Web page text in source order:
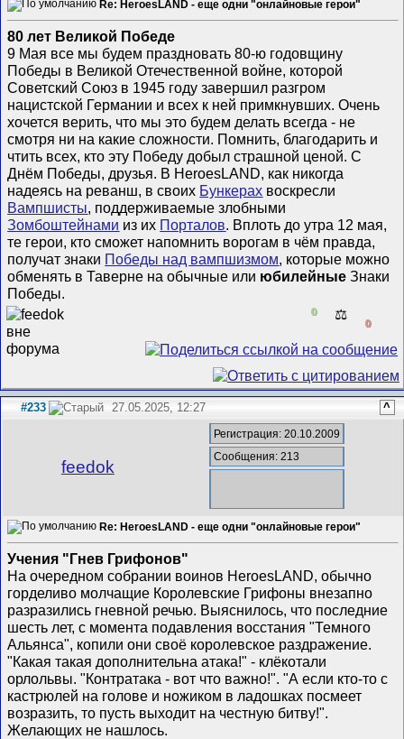
Re: HeroesLAND - еще одни "онлайновые герои"
80 лет Великой Победе
9 Мая все мы будем праздновать 80-ю годовщину
Победы в Великой Отечественной войне, которой
Советский Союз в 1945 году завершил разгром
нацистской Германии и всех к ней примкнувших. Очень
хочется верить, что мы это будем делать всегда - не
смотря ни на какие сложности. Помнить, благодарить и
чтить всех, кто эту Победу добыл страшной ценой. С
Днём Победы, друзья. В HeroesLAND, как никогда
надеясь на реванш, в своих Бункерах воскресли
Вампшисты, поддерживаемые злобными
Зомбоштейнами из их Порталов. Вплоть до утра 12 мая,
те герои, кто сможет напомнить ворогам в чём правда,
получат знаки Победы над вампшизмом, которые можно
обменять в Таверне на обычные или юбилейные Знаки
Победы.
0 ⚖️
0
#233 27.05.2025, 12:27 ^
feedok
Регистрация: 20.10.2009
Сообщения: 213
Re: HeroesLAND - еще одни "онлайновые герои"
Учения "Гнев Грифонов"
На очередном собрании воинов HeroesLAND, обычно
горделиво молчащие Королевские Грифоны внезапно
разразились гневной речью. Выяснилось, что последние
шесть лет, с момента подавления восстания "Темного
Альянса", копили они своё королевское раздражение.
"Какая такая дополнительна атака!" - клёкотали
орлольвы. "Контратака - вот что важно!". "А если кто-то с
кастрюлей на голове и ножиком в ладошках посмеет
возразить, то пусть выходит на честную битву!".
Желающих не нашлось.